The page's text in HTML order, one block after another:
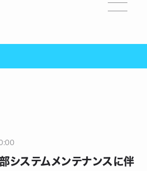
システムメンテナンスに伴